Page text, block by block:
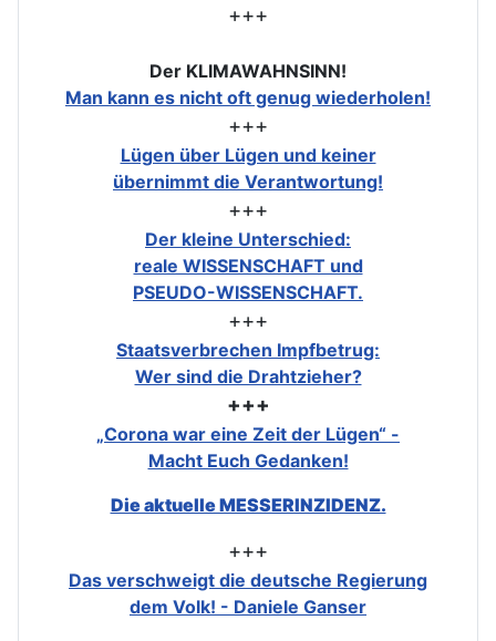
+++
Der KLIMAWAHNSINN!
Man kann es nicht oft genug wiederholen!
+++
Lügen über Lügen und keiner
übernimmt die Verantwortung!
+++
Der kleine Unterschied:
reale WISSENSCHAFT und
PSEUDO-WISSENSCHAFT.
+++
Staatsverbrechen Impfbetrug:
Wer sind die Drahtzieher?
+++
„Corona war eine Zeit der Lügen“ -
Macht Euch Gedanken!
Die aktuelle MESSERINZIDENZ.
+++
Das verschweigt die deutsche Regierung
dem Volk! - Daniele Ganser